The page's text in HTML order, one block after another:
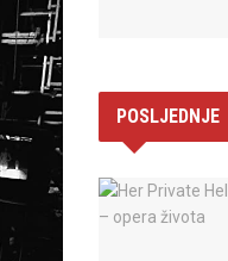
POSLJEDNJE